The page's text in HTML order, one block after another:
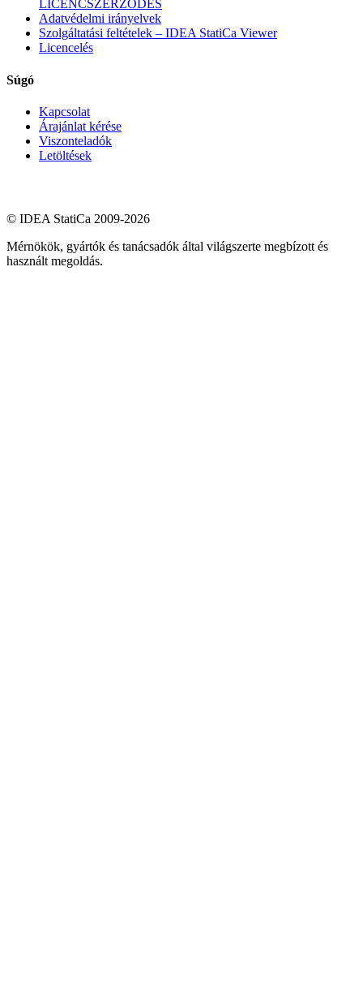
LICENCSZERZŐDÉS
Adatvédelmi irányelvek
Szolgáltatási feltételek – IDEA StatiCa Viewer
Licencelés
Súgó
Kapcsolat
Árajánlat kérése
Viszonteladók
Letöltések
© IDEA StatiCa 2009-2026
Mérnökök, gyártók és tanácsadók által világszerte megbízott és
használt megoldás.